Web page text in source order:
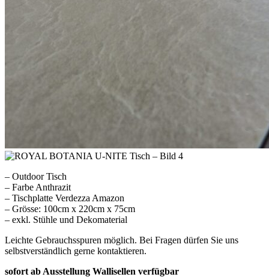
– Outdoor Tisch
– Farbe Anthrazit
– Tischplatte Verdezza Amazon
– Grösse: 100cm x 220cm x 75cm
– exkl. Stühle und Dekomaterial
Leichte Gebrauchsspuren möglich. Bei Fragen dürfen Sie uns
selbstverständlich gerne kontaktieren.
sofort ab Ausstellung Wallisellen verfügbar